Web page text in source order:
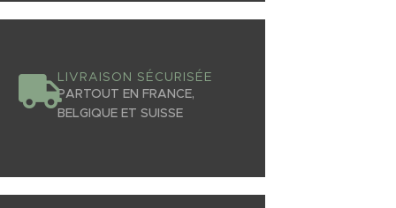
LIVRAISON SÉCURISÉE
PARTOUT EN FRANCE,
BELGIQUE ET SUISSE